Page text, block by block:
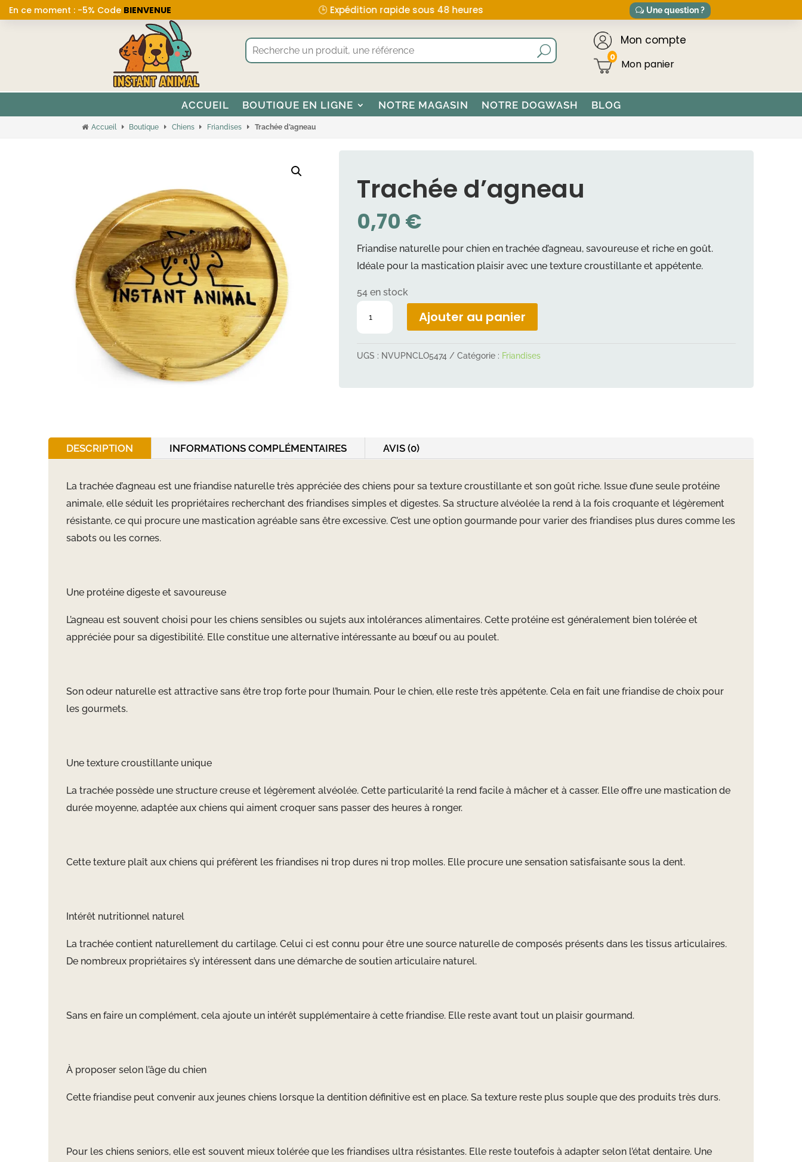
En ce moment : -5% Code BIENVENUE 🕒 Expédition rapide sous 48 heures Une question ?
Mon compte
0
ACCUEIL BOUTIQUE EN LIGNE NOTRE MAGASIN NOTRE DOGWASH BLOG
Accueil Boutique Chiens Friandises Trachée d’agneau
Trachée d’agneau
0,70 €
Friandise naturelle pour chien en trachée d’agneau, savoureuse et riche en goût.
Idéale pour la mastication plaisir avec une texture croustillante et appétente.
54 en stock
quantité
d'agneau
Ajouter au panier
UGS : NVUPNCLO5474 Catégorie : Friandises
DESCRIPTION INFORMATIONS COMPLÉMENTAIRES AVIS (0)
La trachée d’agneau est une friandise naturelle très appréciée des chiens pour sa texture croustillante et son goût riche. Issue d’une seule protéine
animale, elle séduit les propriétaires recherchant des friandises simples et digestes. Sa structure alvéolée la rend à la fois croquante et légèrement
résistante, ce qui procure une mastication agréable sans être excessive. C’est une option gourmande pour varier des friandises plus dures comme les
sabots ou les cornes.
Une protéine digeste et savoureuse
L’agneau est souvent choisi pour les chiens sensibles ou sujets aux intolérances alimentaires. Cette protéine est généralement bien tolérée et
appréciée pour sa digestibilité. Elle constitue une alternative intéressante au bœuf ou au poulet.
Son odeur naturelle est attractive sans être trop forte pour l’humain. Pour le chien, elle reste très appétente. Cela en fait une friandise de choix pour
les gourmets.
Une texture croustillante unique
La trachée possède une structure creuse et légèrement alvéolée. Cette particularité la rend facile à mâcher et à casser. Elle offre une mastication de
durée moyenne, adaptée aux chiens qui aiment croquer sans passer des heures à ronger.
Cette texture plaît aux chiens qui préfèrent les friandises ni trop dures ni trop molles. Elle procure une sensation satisfaisante sous la dent.
Intérêt nutritionnel naturel
La trachée contient naturellement du cartilage. Celui ci est connu pour être une source naturelle de composés présents dans les tissus articulaires.
De nombreux propriétaires s’y intéressent dans une démarche de soutien articulaire naturel.
Sans en faire un complément, cela ajoute un intérêt supplémentaire à cette friandise. Elle reste avant tout un plaisir gourmand.
À proposer selon l’âge du chien
Cette friandise peut convenir aux jeunes chiens lorsque la dentition définitive est en place. Sa texture reste plus souple que des produits très durs.
Pour les chiens seniors, elle est souvent mieux tolérée que les friandises ultra résistantes. Elle reste toutefois à adapter selon l’état dentaire. Une